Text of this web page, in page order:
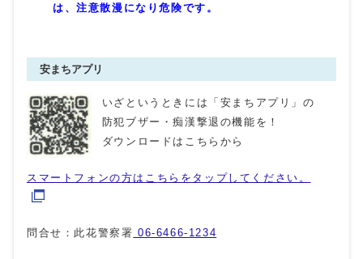
は、注意散漫になり危険です。
安まちアプリ
いざというときには「安まちアプリ」の
防犯ブザー・痴漢撃退の機能を！
ダウンロードはこちらから
スマートフォンの方はこちらをタップしてください。
問合せ：此花警察署 06-6466-1234